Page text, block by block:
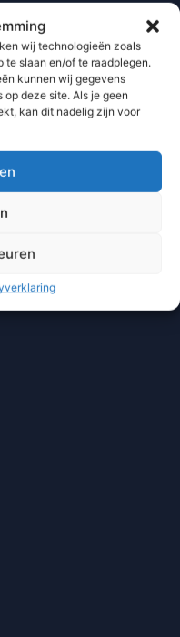
wij technologieën zoals
te slaan en/of te raadplegen.
kunnen wij gegevens
op deze site. Als je geen
kan dit nadelig zijn voor